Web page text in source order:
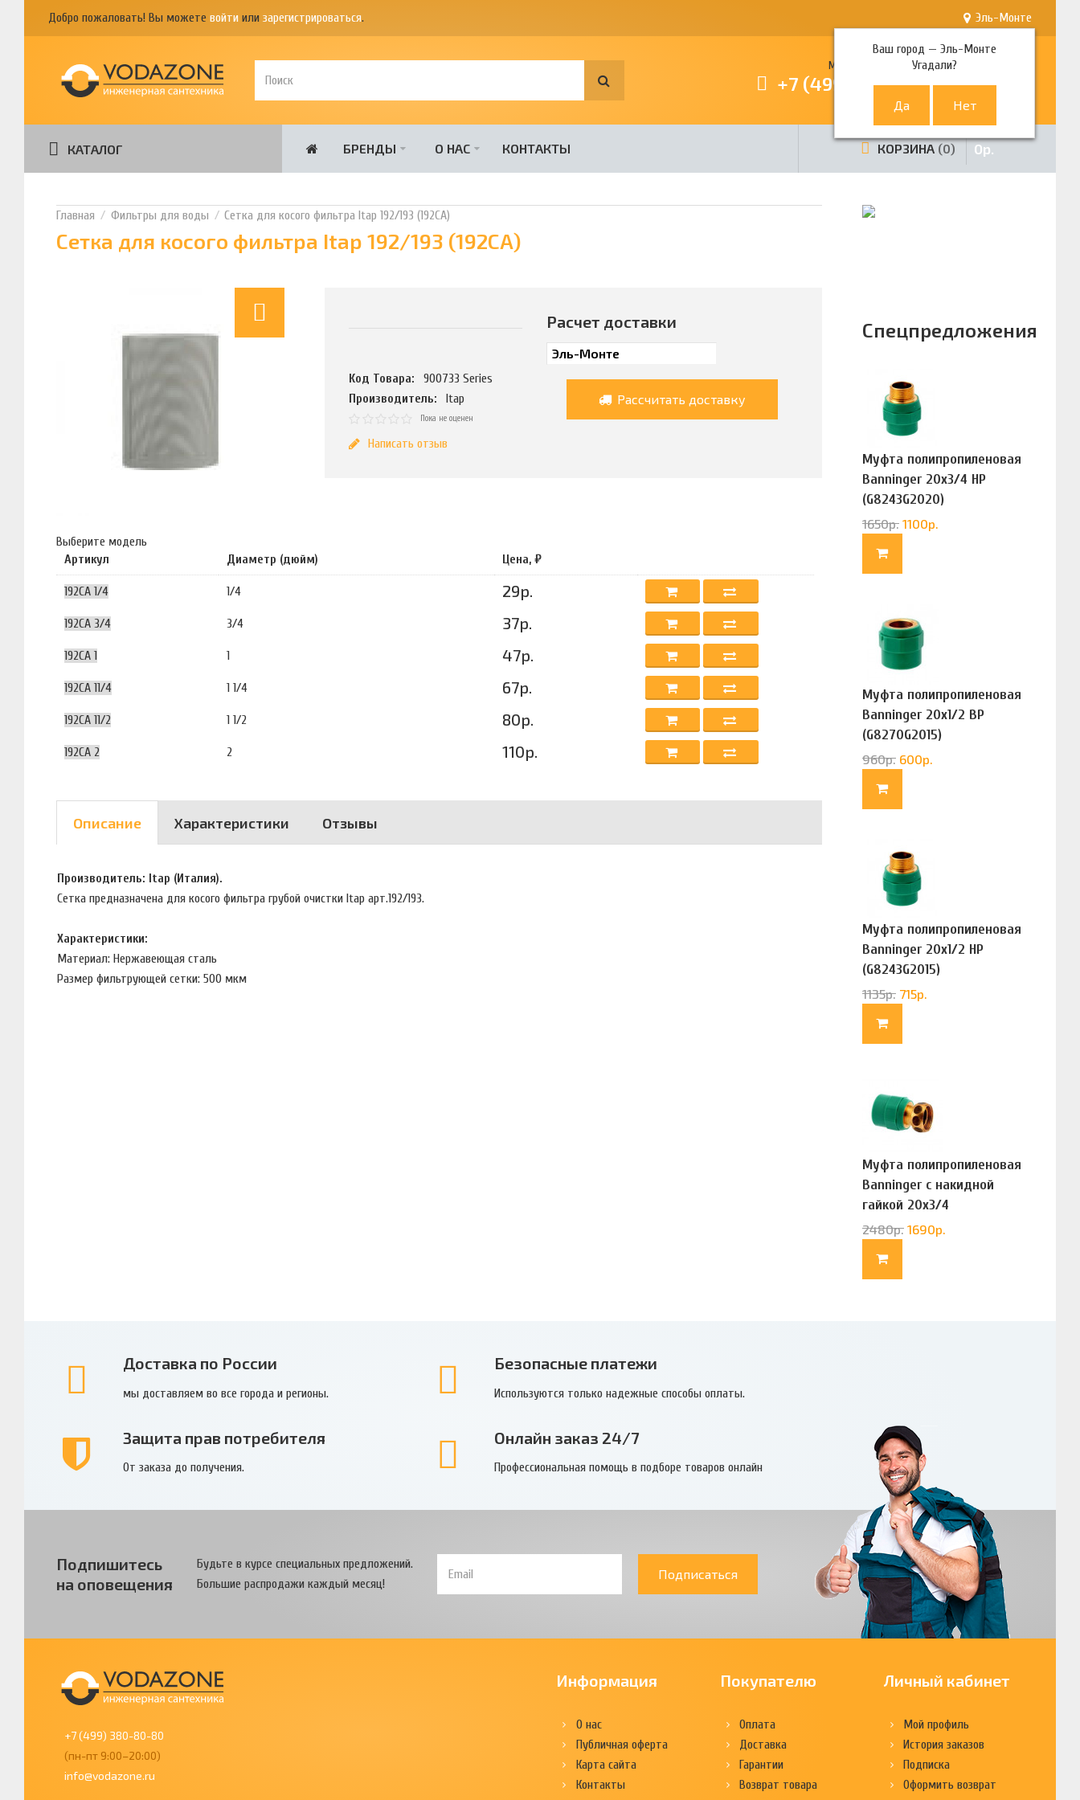
Добро пожаловать! Вы можете войти или зарегистрироваться. Эль-Монте
Ваш город —Эль-Монте
Угадали?
Многоканальный телефон
+7 (499) 380-80-80
КАТАЛОГ БРЕНДЫ О НАС КОНТАКТЫ КОРЗИНА 0 0р.
Фильтры для воды Сетка для косого фильтра Itap 192/193 (192CA)
Сетка для косого фильтра Itap 192/193 (192CA)
Код Товара:
900733 Series
Производитель:
Itap
Пока не оценен
Написать отзыв
Расчет доставки
Рассчитать доставку
Выберите модель
Артикул
Диаметр (дюйм) Цена, ₽
192CA 1/4 1/4 29р.
192CA 3/4 3/4 37р.
192CA 1 1 47р.
192CA 11/4 1 1/4 67р.
192CA 11/2 1 1/2 80р.
192CA 2 2 110р.
Описание Характеристики Отзывы
Производитель: Itap (Италия).
Сетка предназначена для косого фильтра грубой очистки Itap арт.192/193.
Характеристики:
Материал: Нержавеющая сталь
Размер фильтрующей сетки: 500 мкм
Спецпредложения
Муфта полипропиленовая
Banninger 20х3/4 НР
(G8243G2020)
1650р. 1100р.
Муфта полипропиленовая
Banninger 20х1/2 ВР
(G8270G2015)
960р. 600р.
Муфта полипропиленовая
Banninger 20х1/2 НР
(G8243G2015)
1135р. 715р.
Муфта полипропиленовая
Banninger с накидной
гайкой 20х3/4
(G83322020)
2480р. 1690р.
Доставка по России
мы доставляем во все города и регионы.
Безопасные платежи
Используются только надежные способы оплаты.
Защита прав потребителя
От заказа до получения.
Онлайн заказ 24/7
Профессиональная помощь в подборе товаров онлайн
Подпишитесь
на оповещения
Будьте в курсе специальных предложений.
Большие распродажи каждый месяц!
Подписаться
+7 (499) 380-80-80
(пн-пт 9:00–20:00)
info@vodazone.ru
Информация
О нас
Публичная оферта
Карта сайта
Контакты
Покупателю
Оплата
Доставка
Гарантии
Возврат товара
Личный кабинет
Мой профиль
История заказов
Подписка
Оформить возврат